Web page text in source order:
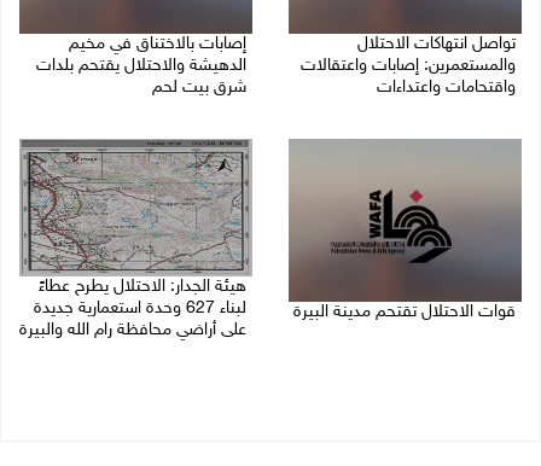
تواصل انتهاكات الاحتلال
والمستعمرين: إصابات واعتقالات
واقتحامات واعتداءات
إصابات بالاختناق في مخيم
الدهيشة والاحتلال يقتحم بلدات
شرق بيت لحم
قوات الاحتلال تقتحم مدينة البيرة
هيئة الجدار: الاحتلال يطرح عطاءً
لبناء 627 وحدة استعمارية جديدة
على أراضي محافظة رام الله والبيرة